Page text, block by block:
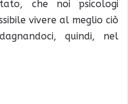
che noi psicologi
vivere al meglio ciò
quindi, nel